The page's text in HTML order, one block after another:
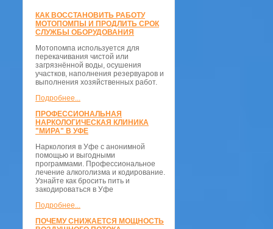
КАК ВОССТАНОВИТЬ РАБОТУ
МОТОПОМПЫ И ПРОДЛИТЬ СРОК
СЛУЖБЫ ОБОРУДОВАНИЯ
Мотопомпа используется для
перекачивания чистой или
загрязнённой воды, осушения
участков, наполнения резервуаров и
выполнения хозяйственных работ.
Подробнее...
ПРОФЕССИОНАЛЬНАЯ
НАРКОЛОГИЧЕСКАЯ КЛИНИКА
"МИРА" В УФЕ
Наркология в Уфе с анонимной
помощью и выгодными
программами. Профессиональное
лечение алкоголизма и кодирование.
Узнайте как бросить пить и
закодироваться в Уфе
Подробнее...
ПОЧЕМУ СНИЖАЕТСЯ МОЩНОСТЬ